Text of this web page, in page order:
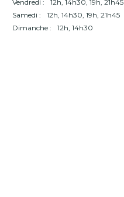
Vendredi :
12h, 14h30, 19h, 21h45
Samedi :
12h, 14h30, 19h, 21h45
Dimanche :
12h, 14h30